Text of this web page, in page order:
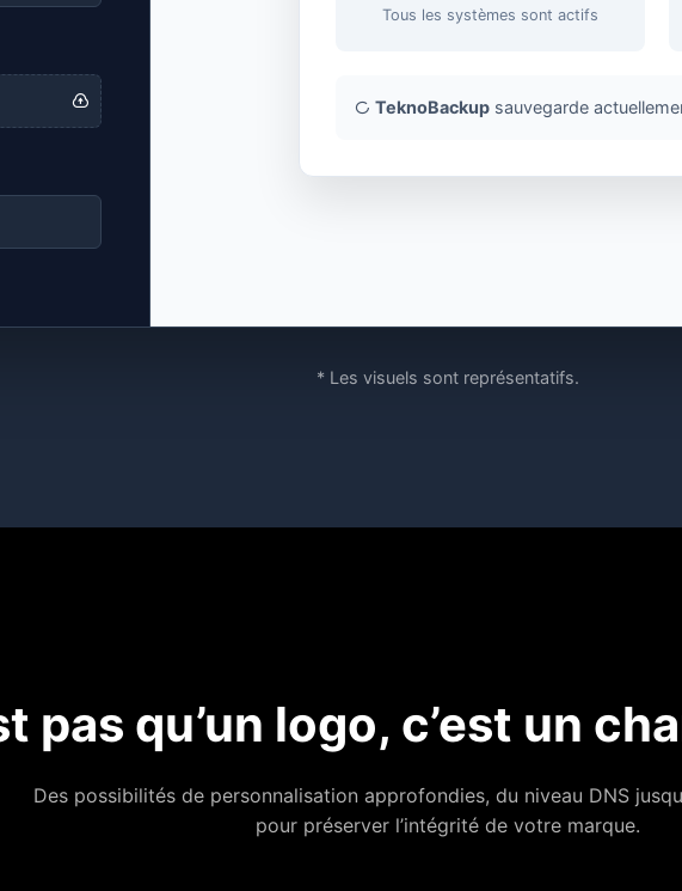
Tous les systèmes sont actifs
TeknoBackup sauvegarde
* Les visuels sont représentatifs.
pas qu’un logo, c’est un
Des possibilités de personnalisation approfondies, du niveau DNS
pour préserver l’intégrité de votre marque.